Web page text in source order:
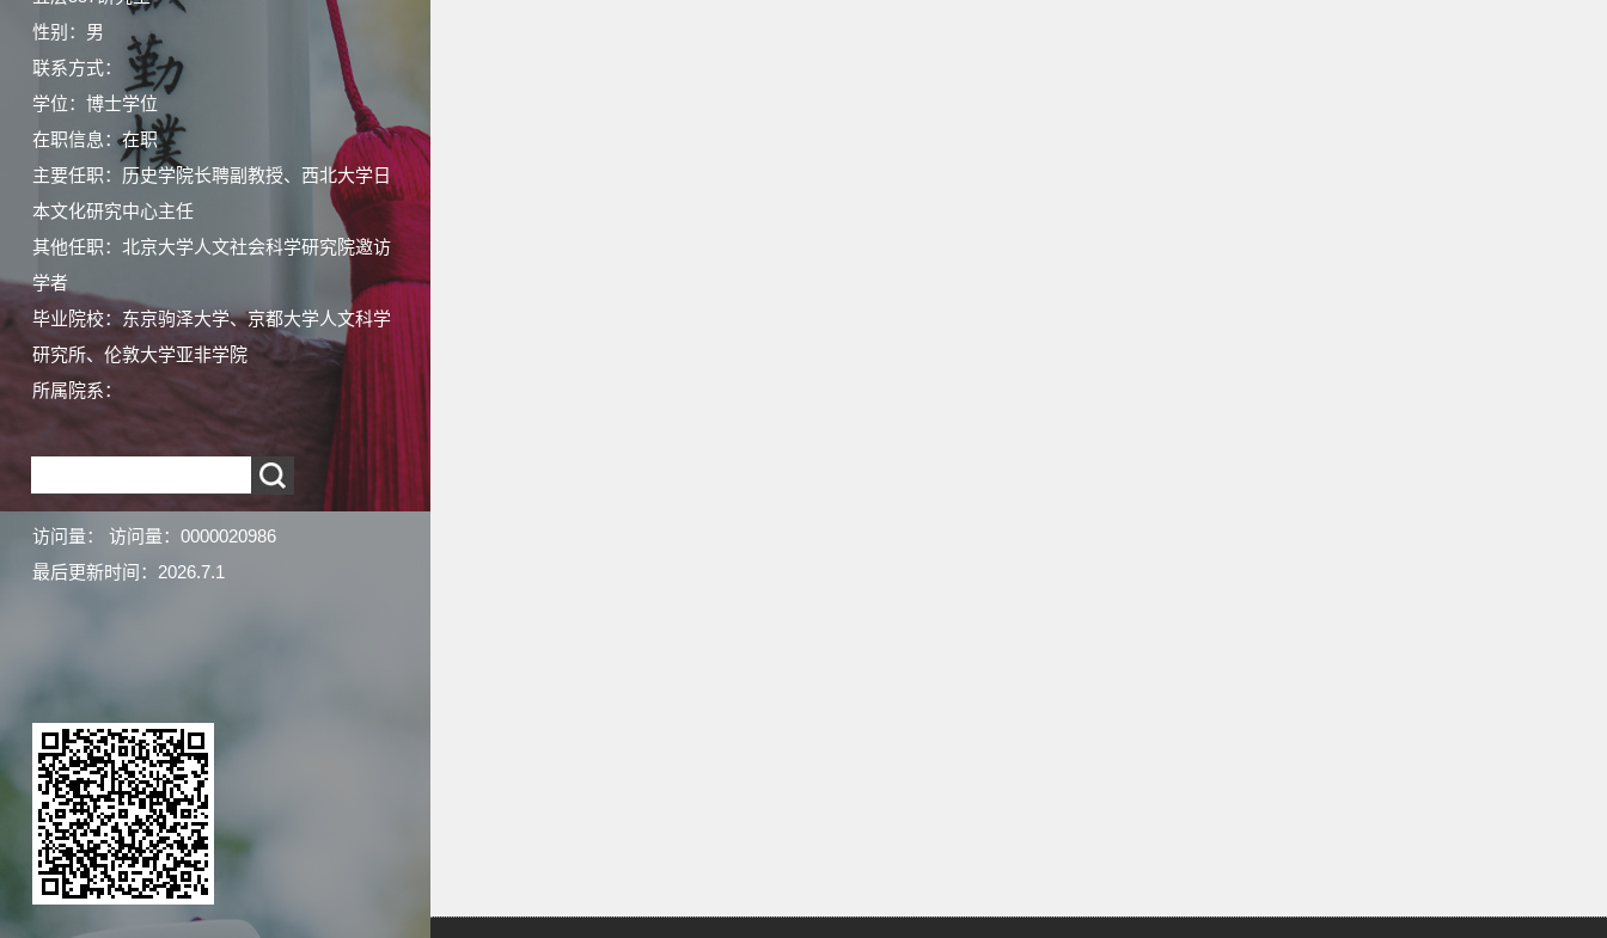
性别：男
联系方式：
学位：博士学位
在职信息：在职
主要任职：历史学院长聘副教授、西北大学日
本文化研究中心主任
其他任职：北京大学人文社会科学研究院邀访
学者
毕业院校：东京驹泽大学、京都大学人文科学
研究所、伦敦大学亚非学院
所属院系：
访问量： 访问量： 0000020986
最后更新时间： 2026.7.1